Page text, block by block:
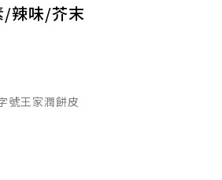
/辣味/芥末
號王家潤餅皮